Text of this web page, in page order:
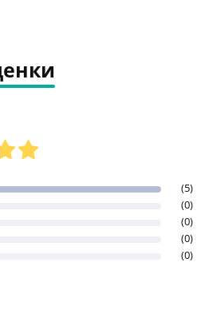
(5)
(0)
(0)
(0)
(0)